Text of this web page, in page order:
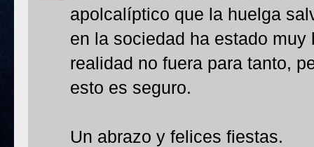
apolcalíptico que la huelga
en la sociedad ha estado muy
realidad no fuera para tanto,
esto es seguro.
Un abrazo y felices fiestas.